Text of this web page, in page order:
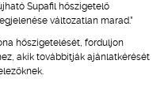
Supafil hőszigetelő
változatlan marad.”
hőszigetelését, forduljon
akik továbbítják ajánlatkérését